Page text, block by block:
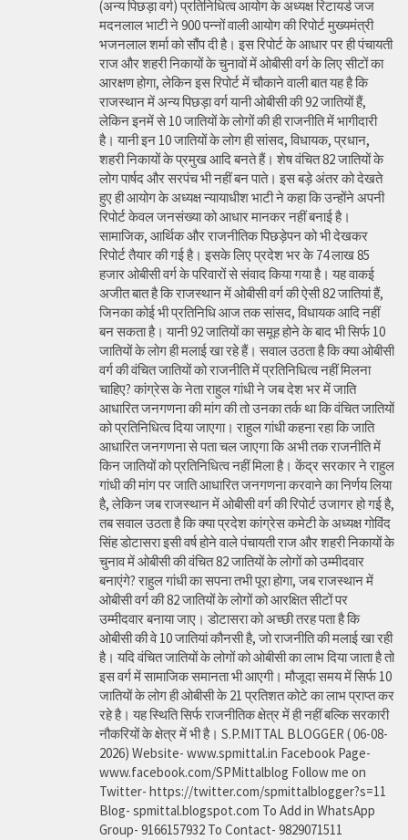
(अन्य पिछड़ा वर्ग) प्रतिनिधित्व आयोग के अध्यक्ष रिटायर्ड जज
मदनलाल भाटी ने 900 पन्नों वाली आयोग की रिपोर्ट मुख्यमंत्री
भजनलाल शर्मा को सौंप दी है। इस रिपोर्ट के आधार पर ही पंचायती
राज और शहरी निकायों के चुनावों में ओबीसी वर्ग के लिए सीटों का
आरक्षण होगा, लेकिन इस रिपोर्ट में चौकाने वाली बात यह है कि
राजस्थान में अन्य पिछड़ा वर्ग यानी ओबीसी की 92 जातियों हैं,
लेकिन इनमें से 10 जातियों के लोगों की ही राजनीति में भागीदारी
है। यानी इन 10 जातियों के लोग ही सांसद, विधायक, प्रधान,
शहरी निकायों के प्रमुख आदि बनते हैं। शेष वंचित 82 जातियों के
लोग पार्षद और सरपंच भी नहीं बन पाते। इस बड़े अंतर को देखते
हुए ही आयोग के अध्यक्ष न्यायाधीश भाटी ने कहा कि उन्होंने अपनी
रिपोर्ट केवल जनसंख्या को आधार मानकर नहीं बनाई है।
सामाजिक, आर्थिक और राजनीतिक पिछड़ेपन को भी देखकर
रिपोर्ट तैयार की गई है। इसके लिए प्रदेश भर के 74 लाख 85
हजार ओबीसी वर्ग के परिवारों से संवाद किया गया है। यह वाकई
अजीत बात है कि राजस्थान में ओबीसी वर्ग की ऐसी 82 जातियां हैं,
जिनका कोई भी प्रतिनिधि आज तक सांसद, विधायक आदि नहीं
बन सकता है। यानी 92 जातियों का समूह होने के बाद भी सिर्फ 10
जातियों के लोग ही मलाई खा रहे हैं। सवाल उठता है कि क्या ओबीसी
वर्ग की वंचित जातियों को राजनीति में प्रतिनिधित्व नहीं मिलना
चाहिए? कांग्रेस के नेता राहुल गांधी ने जब देश भर में जाति
आधारित जनगणना की मांग की तो उनका तर्क था कि वंचित जातियों
को प्रतिनिधित्व दिया जाएगा। राहुल गांधी कहना रहा कि जाति
आधारित जनगणना से पता चल जाएगा कि अभी तक राजनीति में
किन जातियों को प्रतिनिधित्व नहीं मिला है। केंद्र सरकार ने राहुल
गांधी की मांग पर जाति आधारित जनगणना करवाने का निर्णय लिया
है, लेकिन जब राजस्थान में ओबीसी वर्ग की रिपोर्ट उजागर हो गई है,
तब सवाल उठता है कि क्या प्रदेश कांग्रेस कमेटी के अध्यक्ष गोविंद
सिंह डोटासरा इसी वर्ष होने वाले पंचायती राज और शहरी निकायों के
चुनाव में ओबीसी की वंचित 82 जातियों के लोगों को उम्मीदवार
बनाएंगे? राहुल गांधी का सपना तभी पूरा होगा, जब राजस्थान में
ओबीसी वर्ग की 82 जातियों के लोगों को आरक्षित सीटों पर
उम्मीदवार बनाया जाए। डोटासरा को अच्छी तरह पता है कि
ओबीसी की वे 10 जातियां कौनसी है, जो राजनीति की मलाई खा रही
है। यदि वंचित जातियों के लोगों को ओबीसी का लाभ दिया जाता है तो
इस वर्ग में सामाजिक समानता भी आएगी। मौजूदा समय में सिर्फ 10
जातियों के लोग ही ओबीसी के 21 प्रतिशत कोटे का लाभ प्राप्त कर
रहे है। यह स्थिति सिर्फ राजनीतिक क्षेत्र में ही नहीं बल्कि सरकारी
नौकरियों के क्षेत्र में भी है। S.P.MITTAL BLOGGER ( 06-08-
2026) Website- www.spmittal.in Facebook Page-
www.facebook.com/SPMittalblog Follow me on
Twitter- https://twitter.com/spmittalblogger?s=11
Blog- spmittal.blogspot.com To Add in WhatsApp
Group- 9166157932 To Contact- 9829071511